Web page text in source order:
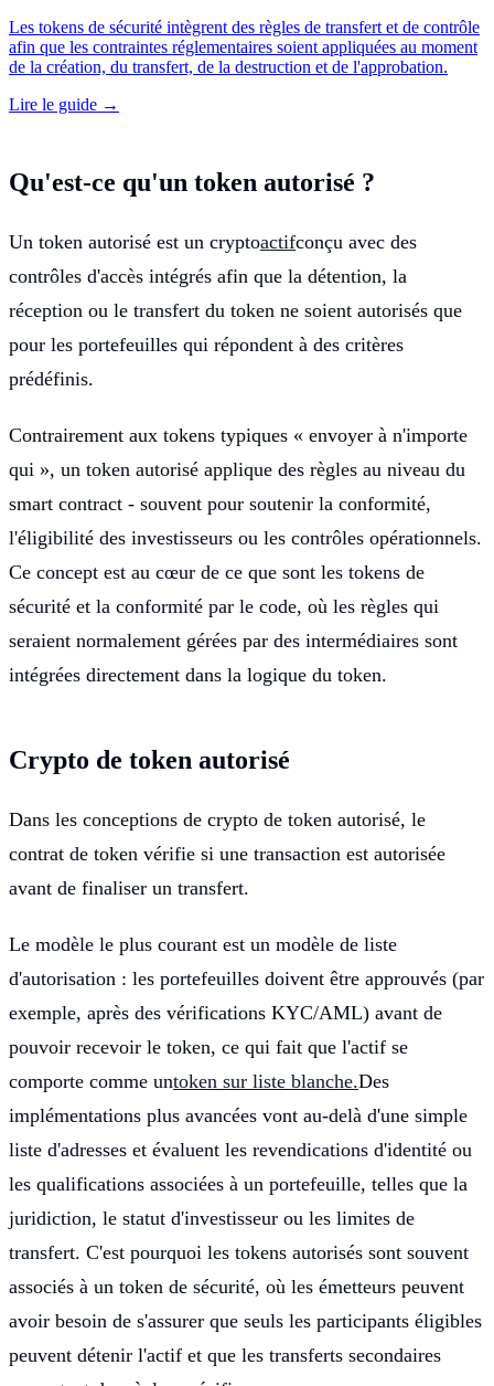
Les tokens de sécurité intègrent des règles de transfert et de contrôle
afin que les contraintes réglementaires soient appliquées au moment
de la création, du transfert, de la destruction et de l'approbation.
Lire le guide →
Qu'est-ce qu'un token autorisé ?
Un token autorisé est un cryptoactifconçu avec des
contrôles d'accès intégrés afin que la détention, la
réception ou le transfert du token ne soient autorisés que
pour les portefeuilles qui répondent à des critères
prédéfinis.
Contrairement aux tokens typiques « envoyer à n'importe
qui », un token autorisé applique des règles au niveau du
smart contract - souvent pour soutenir la conformité,
l'éligibilité des investisseurs ou les contrôles opérationnels.
Ce concept est au cœur de ce que sont les tokens de
sécurité et la conformité par le code, où les règles qui
seraient normalement gérées par des intermédiaires sont
intégrées directement dans la logique du token.
Crypto de token autorisé
Dans les conceptions de crypto de token autorisé, le
contrat de token vérifie si une transaction est autorisée
avant de finaliser un transfert.
Le modèle le plus courant est un modèle de liste
d'autorisation : les portefeuilles doivent être approuvés (par
exemple, après des vérifications KYC/AML) avant de
pouvoir recevoir le token, ce qui fait que l'actif se
comporte comme untoken sur liste blanche.Des
implémentations plus avancées vont au-delà d'une simple
liste d'adresses et évaluent les revendications d'identité ou
les qualifications associées à un portefeuille, telles que la
juridiction, le statut d'investisseur ou les limites de
transfert. C'est pourquoi les tokens autorisés sont souvent
associés à un token de sécurité, où les émetteurs peuvent
avoir besoin de s'assurer que seuls les participants éligibles
peuvent détenir l'actif et que les transferts secondaires